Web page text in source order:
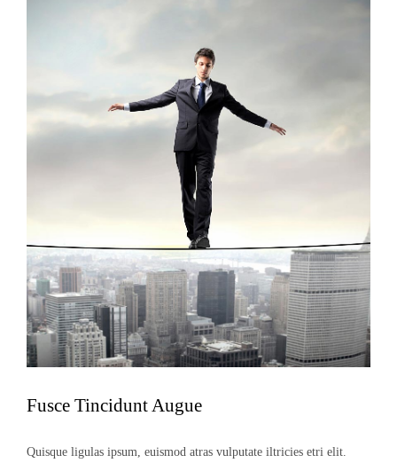
Fusce Tincidunt Augue
Quisque ligulas ipsum, euismod atras vulputate iltricies etri elit.